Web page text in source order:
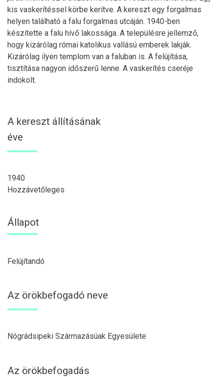
kis vaskerítéssel körbe kerítve. A kereszt egy forgalmas
helyen található a falu forgalmas utcáján. 1940-ben
készítette a falu hívő lakossága. A településre jellemző,
hogy kizárólag római katolikus vallású emberek lakják.
Kizárólag ilyen templom van a faluban is. A felújítása,
tisztítása nagyon időszerű lenne. A vaskerítés cseréje
indokolt.
A kereszt állításának
éve
1940
Hozzávetőleges
Állapot
Felújítandó
Az örökbefogadó neve
Nógrádsipeki Származásúak Egyesülete
Az örökbefogadás